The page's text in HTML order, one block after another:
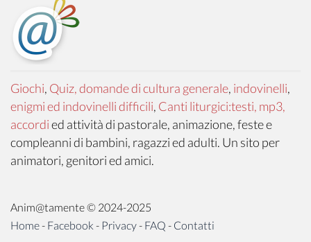
Giochi, Quiz, domande di cultura generale, indovinelli,
enigmi ed indovinelli difficili, Canti liturgici:testi, mp3,
accordied attività di pastorale, animazione, feste e
compleanni di bambini, ragazzi ed adulti. Un sito per
animatori, genitori ed amici.
Anim@tamente © 2024-2025
Home- Facebook - Privacy- FAQ - Contatti